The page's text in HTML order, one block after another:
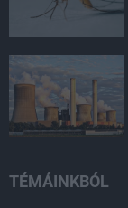
TÉMÁINKBÓL